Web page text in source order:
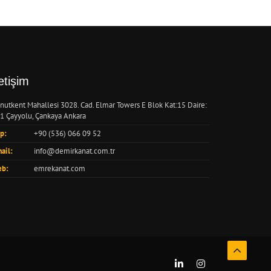
Mahallesi 3028. Cad. Elmar Towers E Blok Kat:15 Daire:
Çayyolu, Çankaya Ankara
+90 (536) 066 09 52
info@demirkanat.com.tr
emrekanat.com